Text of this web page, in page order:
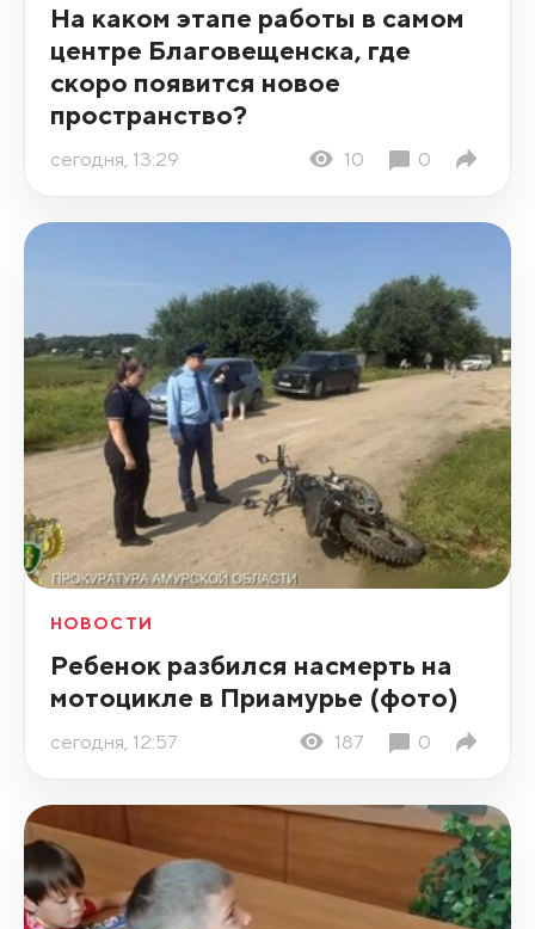
На каком этапе работы в самом
центре Благовещенска, где
скоро появится новое
пространство?
сегодня, 13:29 10 0
НОВОСТИ
Ребенок разбился насмерть на
мотоцикле в Приамурье (фото)
сегодня, 12:57 187 0